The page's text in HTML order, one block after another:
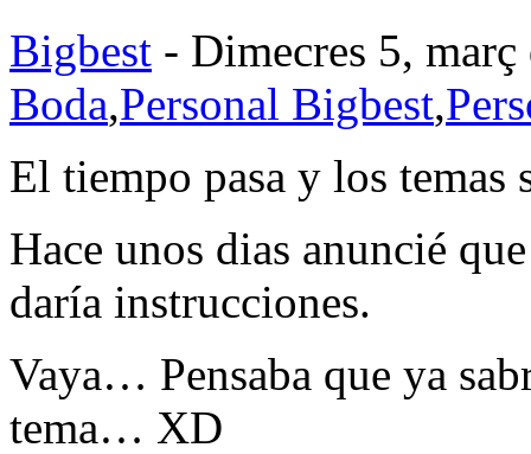
Bigbest - Dimecres 5,
Boda,Personal Bigbest,
El tiempo pasa y los temas
Hace unos dias anuncié
daría instrucciones.
Vaya… Pensaba que ya
tema… XD